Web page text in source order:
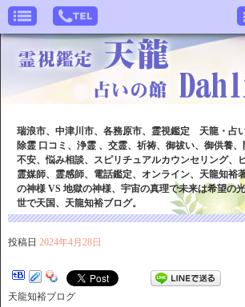
瑞浪市、中津川市、各務原市、霊視鑑定 天龍・占
除霊 口コミ、浄霊 、交霊、祈祷、御祓い、御供養
不安、悩み相談、スピリチュアルカウンセリング、
霊媒師、霊感師、電話鑑定、オンライン、天龍知裕
の神様 VS 地獄の神様、宇宙の真理で未来は希望の
世で天国、天龍知裕ブログ。
投稿日 2024年4月28日
天龍知裕ブログ